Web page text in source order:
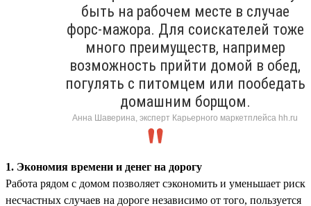
быть на рабочем месте в случае
форс-мажора. Для соискателей тоже
много преимуществ, например
возможность прийти домой в обед,
погулять с питомцем или пообедать
домашним борщом.
Анна Шаверина, эксперт Карьерного маркетплейса hh.ru
1. Экономия времени и денег на дорогу
Работа рядом с домом позволяет сэкономить и уменьшает риск
несчастных случаев на дороге независимо от того, пользуется